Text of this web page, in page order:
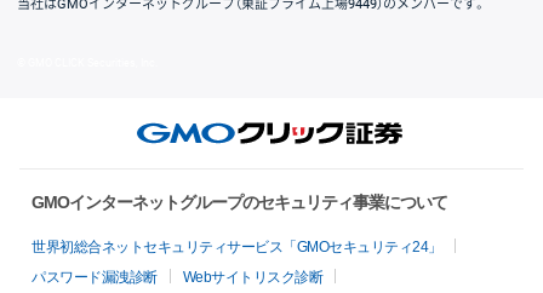
当社はGMOインターネットグループ（東証プライム上場9449）のメンバーです。
GMOインターネットグループのセキュリティ事業について
世界初総合ネットセキュリティサービス「GMOセキュリティ24」
パスワード漏洩診断
Webサイトリスク診断